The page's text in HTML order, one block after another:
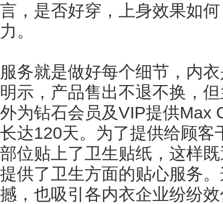
言，是否好穿，上身效果如
力。
服务就是做好每个细节，内
明示，产品售出不退不换，
外为钻石会员及VIP提供Max
长达120天。为了提供给顾
部位贴上了卫生贴纸，这样
提供了卫生方面的贴心服务
撼，也吸引各内衣企业纷纷